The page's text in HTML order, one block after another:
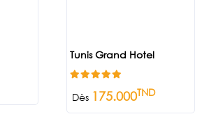
Tunis Grand Hotel
Dès 175.000TND